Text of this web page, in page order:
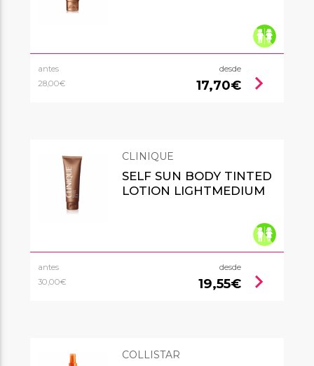
antes
28,00€
desde
17,70€ chevron_right
CLINIQUE
SELF SUN BODY TINTED
LOTION LIGHTMEDIUM
antes
30,00€
desde
19,55€ chevron_right
COLLISTAR